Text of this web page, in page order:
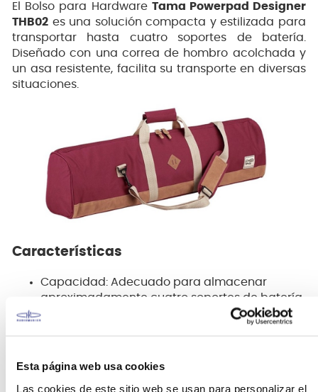
Esta página web usa cookies
Las cookies de este sitio web se usan para personalizar el
El Bolso para Hardware Tama Powerpad Designer
THB02 es una solución compacta y estilizada para
transportar hasta cuatro soportes de batería.
Diseñado con una correa de hombro acolchada y
un asa resistente, facilita su transporte en diversas
situaciones.
Características
Capacidad: Adecuado para almacenar
aproximadamente cuatro soportes de batería.
Dimensiones: 880 mm (Largo) x 150 mm
Comodidad: Incluye una correa de hombro